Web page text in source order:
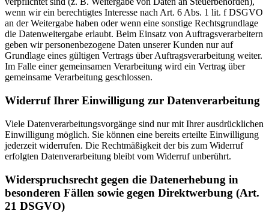
wenn wir ein berechtigtes Interesse nach Art. 6 Abs. 1 lit. f DSGVO
an der Weitergabe haben oder wenn eine sonstige Rechtsgrundlage
die Datenweitergabe erlaubt. Beim Einsatz von Auftragsverarbeitern
geben wir personenbezogene Daten unserer Kunden nur auf
Grundlage eines gültigen Vertrags über Auftragsverarbeitung weiter.
Im Falle einer gemeinsamen Verarbeitung wird ein Vertrag über
gemeinsame Verarbeitung geschlossen.
Widerruf Ihrer Einwilligung zur Datenverarbeitung
Viele Datenverarbeitungsvorgänge sind nur mit Ihrer ausdrücklichen
Einwilligung möglich. Sie können eine bereits erteilte Einwilligung
jederzeit widerrufen. Die Rechtmäßigkeit der bis zum Widerruf
erfolgten Datenverarbeitung bleibt vom Widerruf unberührt.
Widerspruchsrecht gegen die Datenerhebung in
besonderen Fällen sowie gegen Direktwerbung (Art.
21 DSGVO)